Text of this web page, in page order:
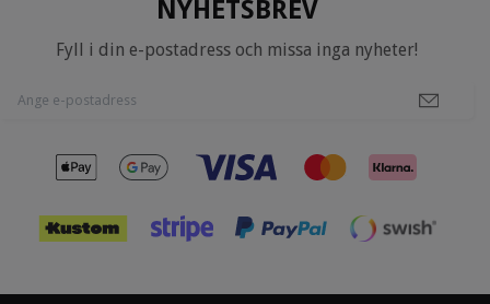
NYHETSBREV
Fyll i din e-postadress och missa inga nyheter!